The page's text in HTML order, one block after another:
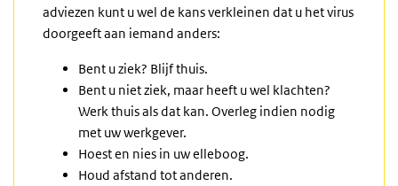
adviezen kunt u wel de kans verkleinen dat u het virus
doorgeeft aan iemand anders:
Bent u ziek? Blijf thuis.
Bent u niet ziek, maar heeft u wel klachten?
Werk thuis als dat kan. Overleg indien nodig
met uw werkgever.
Hoest en nies in uw elleboog.
Houd afstand tot anderen.